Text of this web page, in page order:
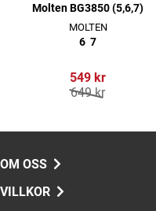
Molten BG3850 (5,6,7)
MOLTEN
6 7
549 kr
649 kr
OM OSS
VILLKOR